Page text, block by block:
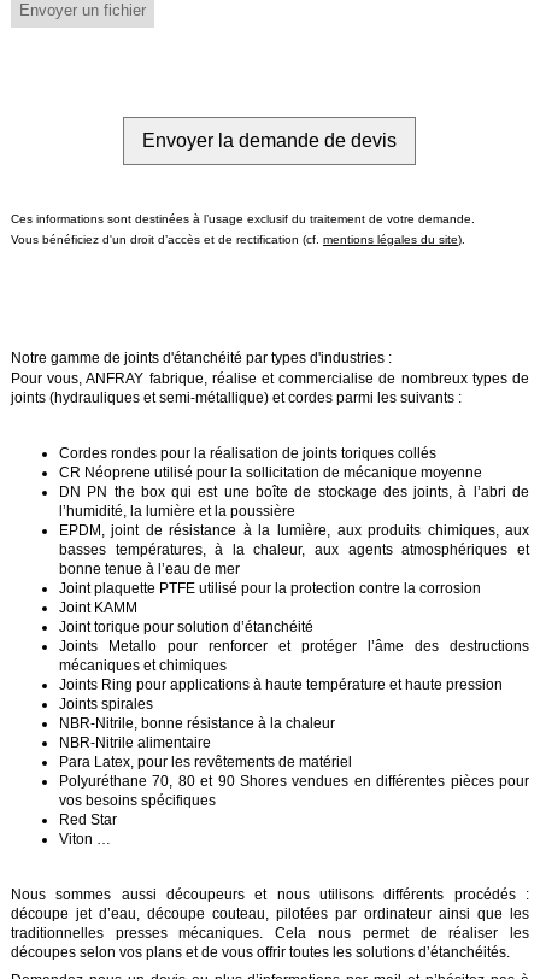
Nucléaire
Cosméto
Maintenance
société
Présentation
Domaines
d'activité
Nos
engagements
Conditions
générales
de
vente
Actualités
Bibliothèque
Anfray
Support
Tutoriels
techniques
Envoyer un fichier
Ces informations sont destinées à l’usage exclusif du traitement de votre demande.
Vous bénéficiez d'un droit d’accès et de rectification (cf. mentions légales du site).
Notre gamme de joints d'étanchéité par types d'industries :
Pour vous, ANFRAY fabrique, réalise et commercialise de nombreux types de
joints(hydrauliques et semi-métallique) et cordes parmi les suivants :
Cordes rondes pour la réalisation de joints toriques collés
CR Néoprene utilisé pour la sollicitation de mécanique moyenne
DN PN the box qui est une boîte de stockage des joints, à l’abri de
l’humidité, la lumière et la poussière
EPDM, joint de résistance à la lumière, aux produits chimiques, aux
basses températures, à la chaleur, aux agents atmosphériques et
bonne tenue à l’eau de mer
Joint plaquette PTFE utilisé pour la protection contre la corrosion
Joint KAMM
Joint torique pour solution d’étanchéité
Joints Metallo pour renforcer et protéger l’âme des destructions
mécaniques et chimiques
Joints Ring pour applications à haute température et haute pression
Joints spirales
NBR-Nitrile, bonne résistance à la chaleur
NBR-Nitrile alimentaire
Para Latex, pour les revêtements de matériel
Polyuréthane 70, 80 et 90 Shores vendues en différentes pièces pour
vos besoins spécifiques
Red Star
Viton …
Nous sommes aussi découpeurs et nous utilisons différents procédés :
découpe jet d’eau, découpe couteau, pilotées par ordinateur ainsi que les
traditionnelles presses mécaniques. Cela nous permet de réaliser les
découpes selon vos plans et de vous offrir toutes les solutions d’étanchéités.